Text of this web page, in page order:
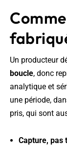
Un producteur
boucle, donc
analytique et
une période,
pris, qui sont
Capture, pas